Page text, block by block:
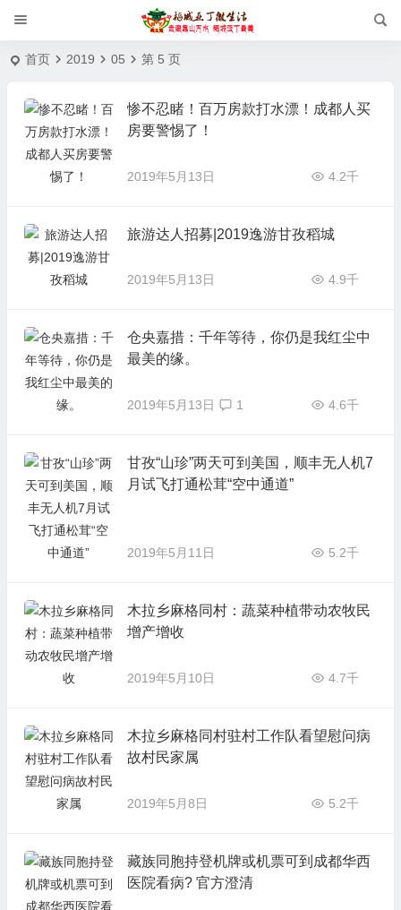
首页 2019 05 第 5 页
惨不忍睹！百万房款打水漂！成都人买
房要警惕了！
2019年5月13日 4.2千
旅游达人招募|2019逸游甘孜稻城
2019年5月13日 4.9千
仓央嘉措：千年等待，你仍是我红尘中
最美的缘。
2019年5月13日 4.6千
1
甘孜“山珍”两天可到美国，顺丰无人机7
月试飞打通松茸“空中通道”
2019年5月11日 5.2千
木拉乡麻格同村：蔬菜种植带动农牧民
增产增收
2019年5月10日 4.7千
木拉乡麻格同村驻村工作队看望慰问病
故村民家属
2019年5月8日 5.2千
藏族同胞持登机牌或机票可到成都华西
医院看病? 官方澄清